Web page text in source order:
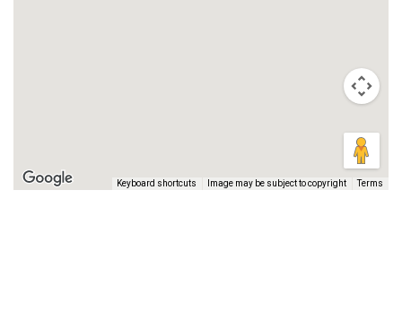
Keyboard shortcuts Image may be subject to copyright Terms